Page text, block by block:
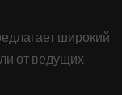
широкий
от ведущих